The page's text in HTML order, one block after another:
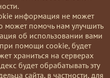
информация не может
может помочь нам улучшить
об использовании вами
помощи cookie, будет
храниться на серверах
будет обрабатывать эту
сайта, в частности, для